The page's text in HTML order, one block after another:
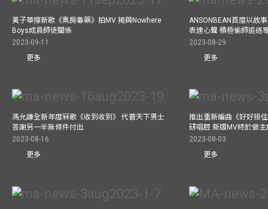
黃子華撐新歌《票房毒藥》拍MV 揭與Nowhere
Boys成員師徒關係
2023-09-11
更多
ANSONBEAN首度以故
表達心聲 積極偷師追逐
2023-08-29
更多
馮允謙全新年度冧歌《收到收到》 代普天下男士
答謝另一半無條件付出
2023-08-16
更多
推出重新編曲《好好掛
研唱腔 新版MV終於做主
2023-08-03
更多